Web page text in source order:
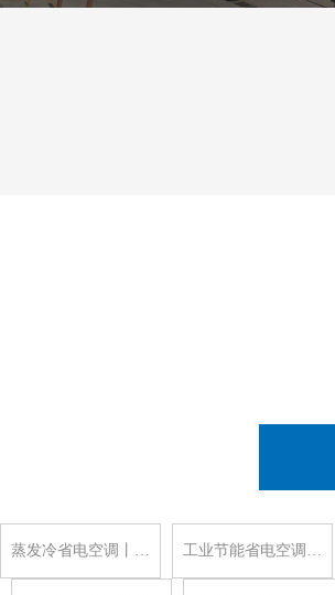
蒸发冷省电空调丨… 工业节能省电空调…